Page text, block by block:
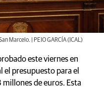
Marcelo. | PEIO GARCÍA (ICAL)
este viernes en
el presupuesto para el
millones de euros. Esta